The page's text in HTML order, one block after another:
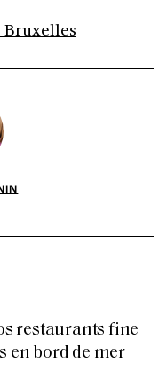
Bruxelles
restaurants fine
en bord de mer